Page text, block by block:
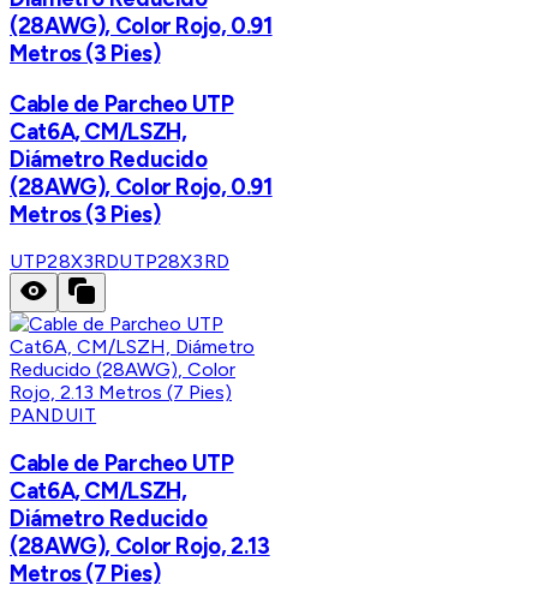
(28AWG), Color Rojo, 0.91
Metros (3 Pies)
Cable de Parcheo UTP
Cat6A, CM/LSZH,
Diámetro Reducido
(28AWG), Color Rojo, 0.91
Metros (3 Pies)
UTP28X3RDUTP28X3RD
PANDUIT
Cable de Parcheo UTP
Cat6A, CM/LSZH,
Diámetro Reducido
(28AWG), Color Rojo, 2.13
Metros (7 Pies)